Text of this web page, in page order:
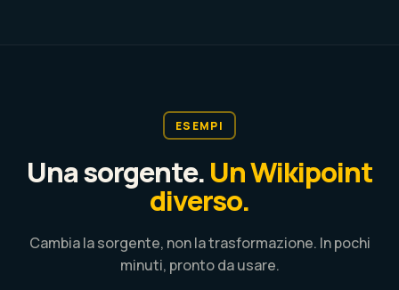
ESEMPI
Una sorgente.Un Wikipoint
diverso.
Cambia la sorgente, non la trasformazione. In pochi
minuti, pronto da usare.